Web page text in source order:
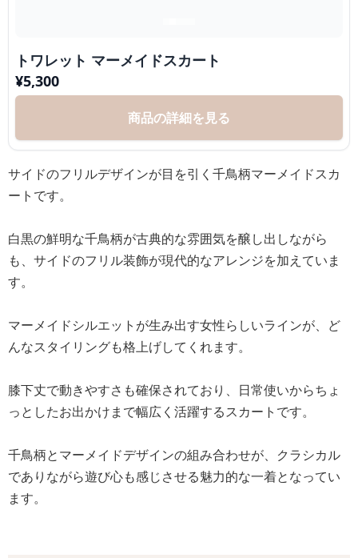
トワレット マーメイドスカート
¥5,300
商品の詳細を見る
サイドのフリルデザインが目を引く千鳥柄マーメイドスカ
ートです。
白黒の鮮明な千鳥柄が古典的な雰囲気を醸し出しながら
も、サイドのフリル装飾が現代的なアレンジを加えていま
す。
マーメイドシルエットが生み出す女性らしいラインが、ど
んなスタイリングも格上げしてくれます。
膝下丈で動きやすさも確保されており、日常使いからちょ
っとしたお出かけまで幅広く活躍するスカートです。
千鳥柄とマーメイドデザインの組み合わせが、クラシカル
でありながら遊び心も感じさせる魅力的な一着となってい
ます。